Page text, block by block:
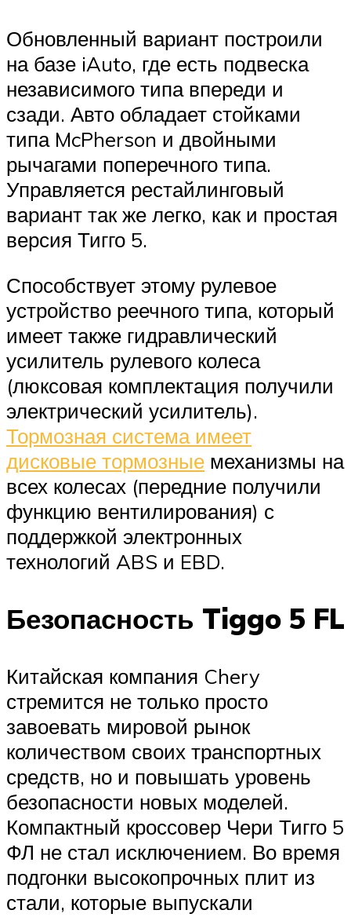
Обновленный вариант построили
на базе iAuto, где есть подвеска
независимого типа впереди и
сзади. Авто обладает стойками
типа McPherson и двойными
рычагами поперечного типа.
Управляется рестайлинговый
вариант так же легко, как и простая
версия Тигго 5.
Способствует этому рулевое
устройство реечного типа, который
имеет также гидравлический
усилитель рулевого колеса
(люксовая комплектация получили
электрический усилитель).
Тормозная система имеет
дисковые тормозные механизмы на
всех колесах (передние получили
функцию вентилирования) с
поддержкой электронных
технологий ABS и EBD.
Безопасность Tiggo 5 FL
Китайская компания Chery
стремится не только просто
завоевать мировой рынок
количеством своих транспортных
средств, но и повышать уровень
безопасности новых моделей.
Компактный кроссовер Чери Тигго 5
ФЛ не стал исключением. Во время
подгонки высокопрочных плит из
стали, которые выпускали